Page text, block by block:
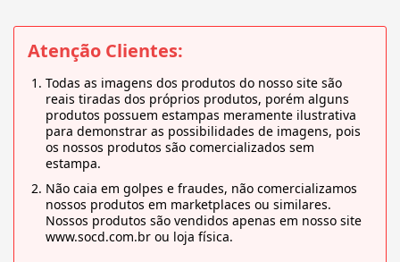
Atenção Clientes:
Todas as imagens dos produtos do nosso site são
reais tiradas dos próprios produtos, porém alguns
produtos possuem estampas meramente ilustrativa
para demonstrar as possibilidades de imagens, pois
os nossos produtos são comercializados sem
estampa.
Não caia em golpes e fraudes, não comercializamos
nossos produtos em marketplaces ou similares.
Nossos produtos são vendidos apenas em nosso site
www.socd.com.br ou loja física.